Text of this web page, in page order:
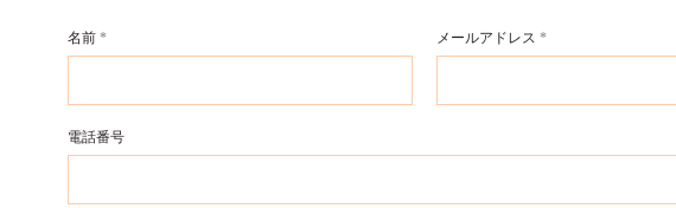
名前 メールアドレス
電話番号